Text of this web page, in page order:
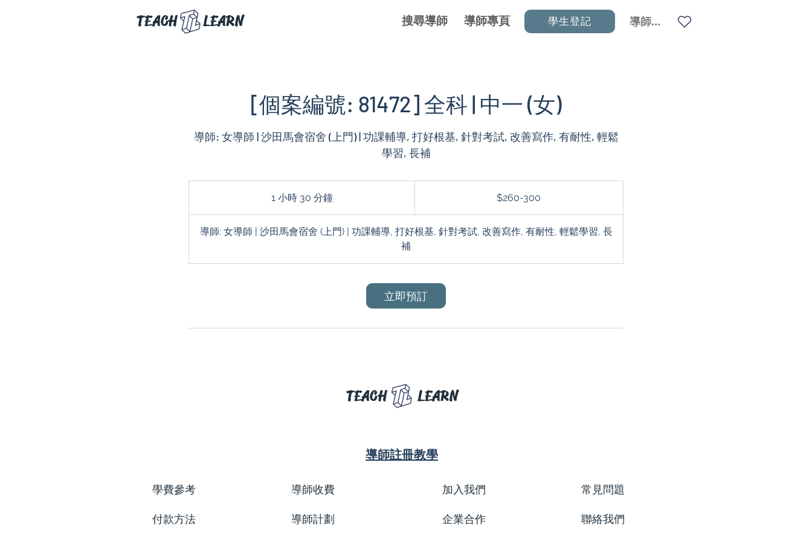
TEACH LEARN 搜尋導師 導師專頁 導師登入
學生登記
[個案編號: 81472] 全科 | 中一 (女)
導師: 女導師 | 沙田馬會宿舍 (上門) | 功課輔導, 打好根基, 針對考試, 改善寫作, 有耐性, 輕鬆
學習, 長補
1 小時 30 分鐘1
小
3
$260-300
導師: 女導師 | 沙田馬會宿舍 (上門) | 功課輔導, 打好根基, 針對考試, 改善寫作, 有耐性, 輕鬆學習, 長
補
立即預訂
TEACH LEARN
導師註冊教學
學費參考
付款方法
導師收費
導師計劃
加入我們
企業合作
常見問題
聯絡我們